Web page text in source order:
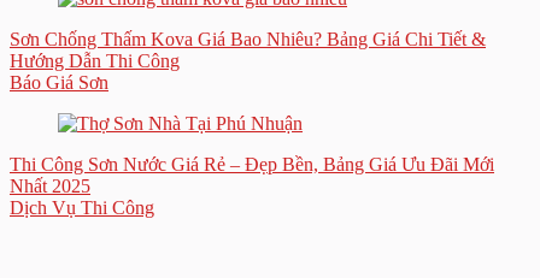
Sơn Chống Thấm Kova Giá Bao Nhiêu? Bảng Giá Chi Tiết &
Hướng Dẫn Thi Công
Báo Giá Sơn
Thi Công Sơn Nước Giá Rẻ – Đẹp Bền, Bảng Giá Ưu Đãi Mới
Nhất 2025
Dịch Vụ Thi Công